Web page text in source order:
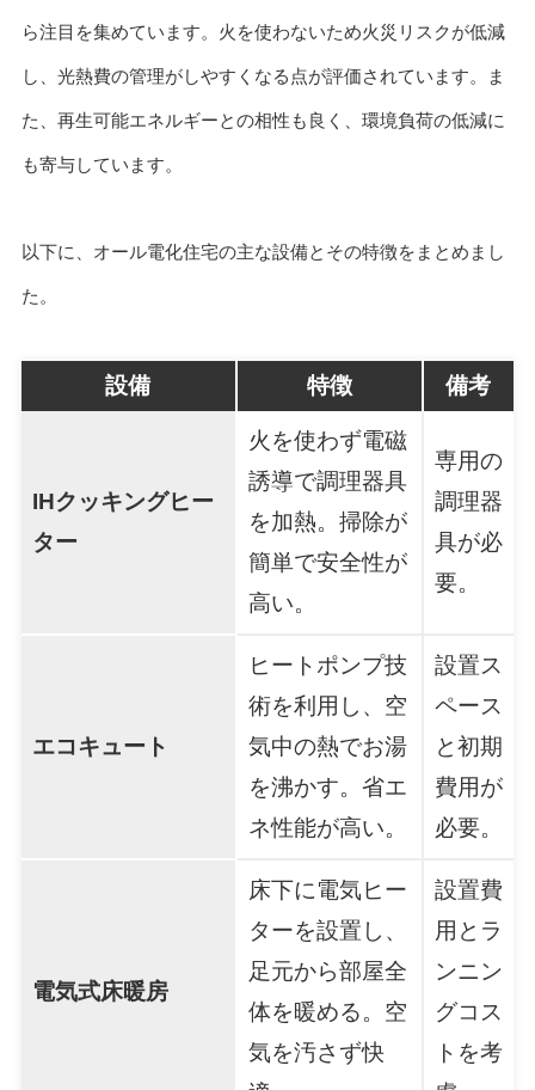
ら注目を集めています。火を使わないため火災リスクが低減
し、光熱費の管理がしやすくなる点が評価されています。ま
た、再生可能エネルギーとの相性も良く、環境負荷の低減に
も寄与しています。
以下に、オール電化住宅の主な設備とその特徴をまとめまし
た。
設備 特徴 備考
IHクッキングヒー
ター
火を使わず電磁
誘導で調理器具
を加熱。掃除が
簡単で安全性が
高い。
専用の
調理器
具が必
要。
エコキュート
ヒートポンプ技
術を利用し、空
気中の熱でお湯
を沸かす。省エ
ネ性能が高い。
設置ス
ペース
と初期
費用が
必要。
電気式床暖房
床下に電気ヒー
ターを設置し、
足元から部屋全
体を暖める。空
気を汚さず快
設置費
用とラ
ンニン
グコス
トを考